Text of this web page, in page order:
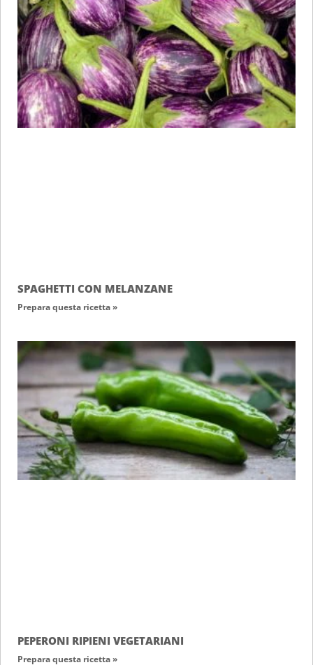
SPAGHETTI CON MELANZANE
Prepara questa ricetta »
PEPERONI RIPIENI VEGETARIANI
Prepara questa ricetta »